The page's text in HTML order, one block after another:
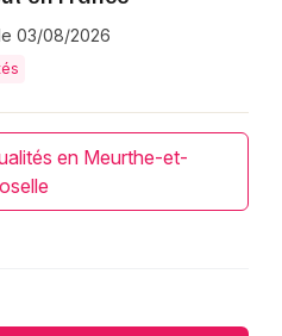
03/08/2026
en Meurthe-et-